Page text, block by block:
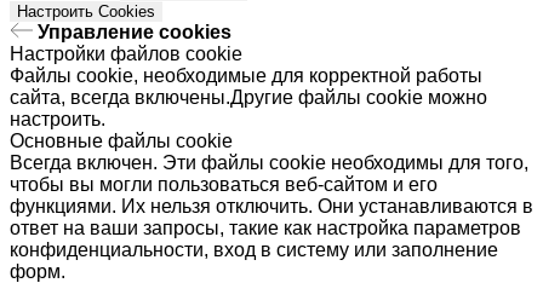
Настроить Cookies
Управление cookies
Настройки файлов cookie
Файлы cookie, необходимые для корректной работы
сайта, всегда включены.Другие файлы cookie можно
настроить.
Основные файлы cookie
Всегда включен. Эти файлы cookie необходимы для того,
чтобы вы могли пользоваться веб-сайтом и его
функциями. Их нельзя отключить. Они устанавливаются в
ответ на ваши запросы, такие как настройка параметров
конфиденциальности, вход в систему или заполнение
форм.